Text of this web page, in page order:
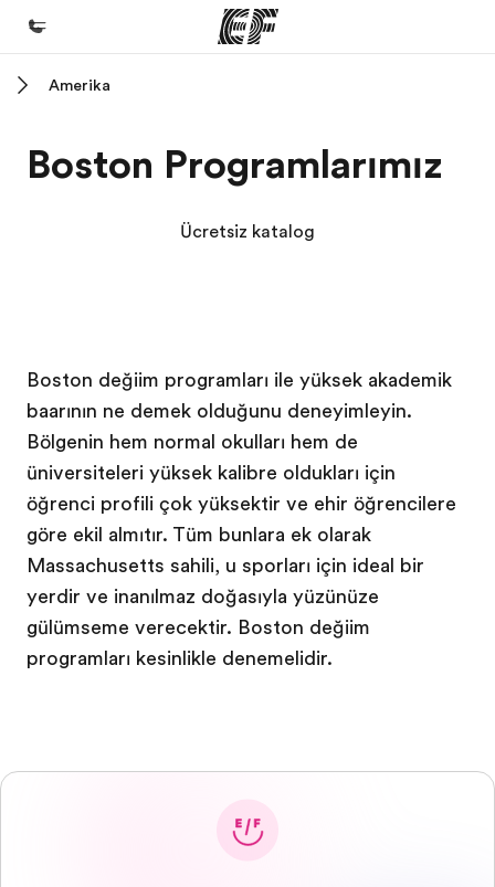
Programlarımız
Tüm programlarımıza göz atın
Biz kimiz?
Kariyer
Ekibimize katılın
Amerika
Boston Programlarımız
Ücretsiz katalog
Boston değişim programları ile yüksek akademik
başarının ne demek olduğunu deneyimleyin.
Bölgenin hem normal okulları hem de
üniversiteleri yüksek kalibre oldukları için
öğrenci profili çok yüksektir ve şehir öğrencilere
göre şekil almıştır. Tüm bunlara ek olarak
Massachusetts sahili, şu sporları için ideal bir
yerdir ve inanılmaz doğasıyla yüzünüze
gülümseme verecektir. Boston değişim
programları kesinlikle denemelidir.